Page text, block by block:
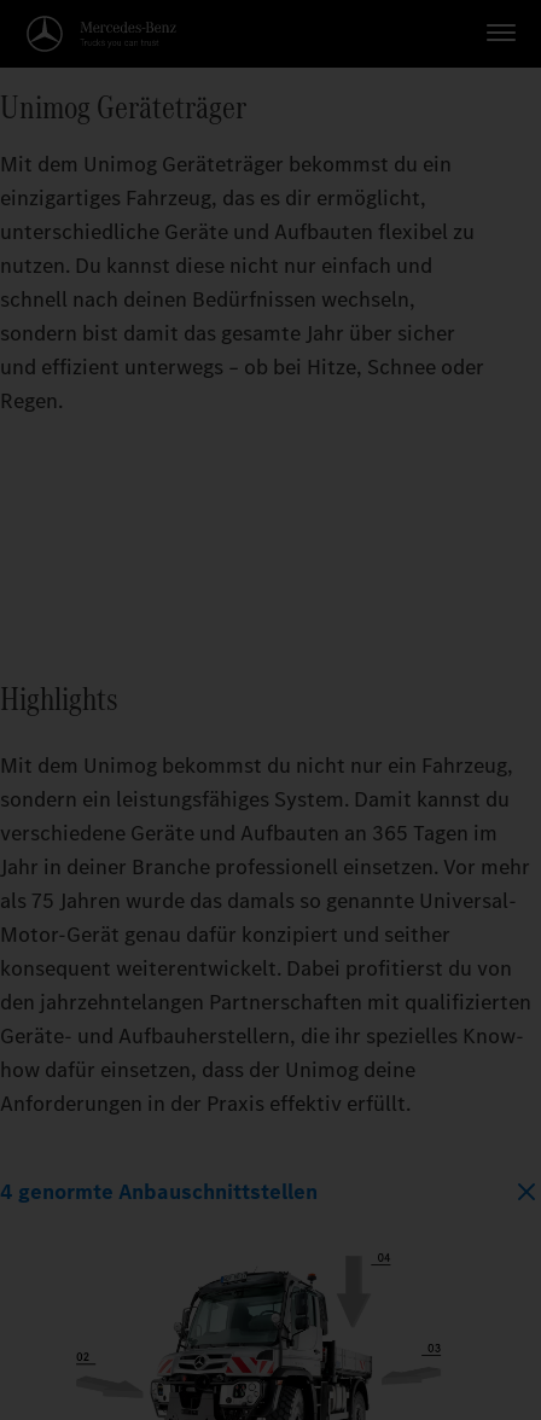
Unimog Geräteträger
Mit dem Unimog Geräteträger bekommst du ein
einzigartiges Fahrzeug, das es dir ermöglicht,
unterschiedliche Geräte und Aufbauten flexibel zu
nutzen. Du kannst diese nicht nur einfach und
schnell nach deinen Bedürfnissen wechseln,
sondern bist damit das gesamte Jahr über sicher
und effizient unterwegs – ob bei Hitze, Schnee oder
Regen.
Highlights
Mit dem Unimog bekommst du nicht nur ein Fahrzeug,
sondern ein leistungsfähiges System. Damit kannst du
verschiedene Geräte und Aufbauten an 365 Tagen im
Jahr in deiner Branche professionell einsetzen. Vor mehr
als 75 Jahren wurde das damals so genannte Universal-
Motor-Gerät genau dafür konzipiert und seither
konsequent weiterentwickelt. Dabei profitierst du von
den jahrzehntelangen Partnerschaften mit qualifizierten
Geräte- und Aufbauherstellern, die ihr spezielles Know-
how dafür einsetzen, dass der Unimog deine
Anforderungen in der Praxis effektiv erfüllt.
4 genormte Anbauschnittstellen